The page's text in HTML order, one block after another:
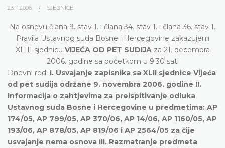
23.11.2006. SJEDNICE
Na osnovu člana 9. stav 1. i člana 34. stav 1. i člana 36. stav 1.
Pravila Ustavnog suda Bosne i Hercegovine zakazujem
XLIII sjednicu VIJEĆA OD PET SUDIJAza 21. decembra
2006. godine sa početkom u 9:30 sati
Dnevni red: I. Usvajanje zapisnika sa XLII sjednice Vijeća
od pet sudija održane 9. novembra 2006. godine II.
Informacija o zahtjevima za preispitivanje odluka
Ustavnog suda Bosne i Hercegovine u predmetima: AP
174/05, AP 799/05, AP 370/06, AP 14/06, AP 1160/05, AP
193/06, AP 878/05, AP 819/06 i AP 2564/05 za čije
usvajanje nema osnova III. Razmatranje predmeta